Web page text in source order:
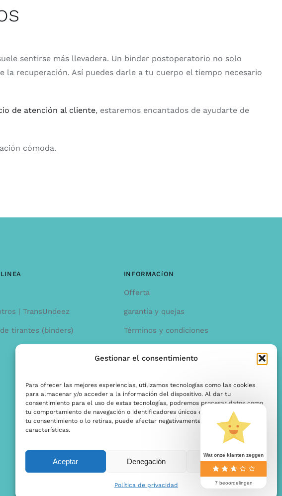
Gestionar el consentimiento
Para ofrecer las mejores experiencias, utilizamos tecnologías como las cookies
para almacenar y/o acceder a la información del dispositivo. Al dar tu
consentimiento para el uso de estas tecnologías, podremos procesar datos como
tu comportamiento de navegación o identificadores únicos en este sitio. Si no das
tu consentimiento o lo retiras, puede afectar negativamente a ciertas funciones y
características.
Aceptar Denegación Ver preferencias
Política de privacidad
sentirse más llevadera. Un binder postoperatorio no solo
recuperación. Así puedes darle a tu cuerpo el tiempo necesario
de atención al cliente, estaremos encantados de ayudarte de
cómoda.
| TransUndeez
tirantes (binders)
INFORMACíON
Offerta
garantía y quejas
Términos y condiciones
Wat onze klanten zeggen
7 beoordelingen